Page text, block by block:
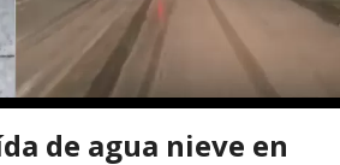
de agua nieve en